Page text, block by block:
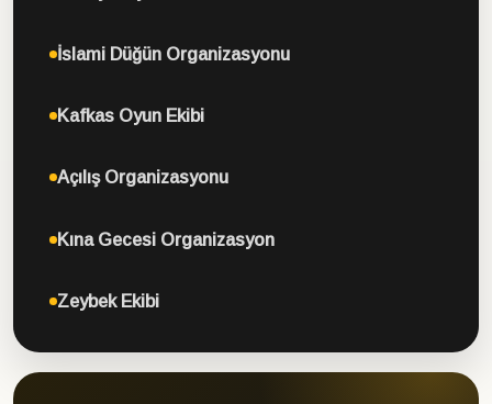
İslami Düğün Organizasyonu
Kafkas Oyun Ekibi
Açılış Organizasyonu
Kına Gecesi Organizasyon
Zeybek Ekibi